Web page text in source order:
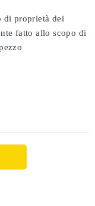
di proprietà dei
fatto allo scopo di